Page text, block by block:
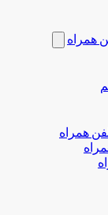
همراه
همراه